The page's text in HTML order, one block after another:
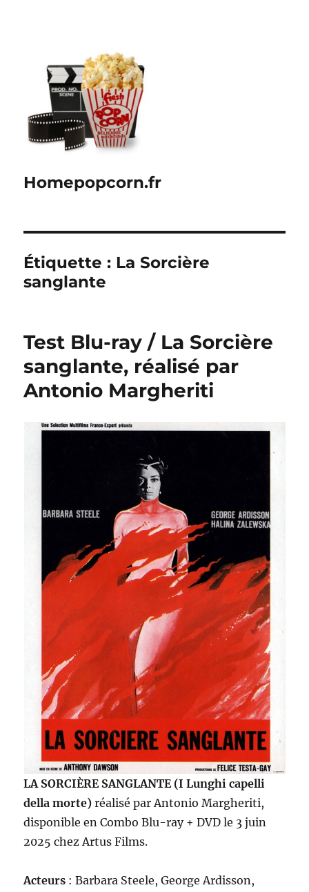
Homepopcorn.fr
Étiquette : La Sorcière
sanglante
Test Blu-ray / La Sorcière
sanglante, réalisé par
Antonio Margheriti
LA SORCIÈRE SANGLANTE (I Lunghi capelli
della morte) réalisé par Antonio Margheriti,
disponible en Combo Blu-ray + DVD le 3 juin
2025 chez Artus Films.
Acteurs : Barbara Steele, George Ardisson,